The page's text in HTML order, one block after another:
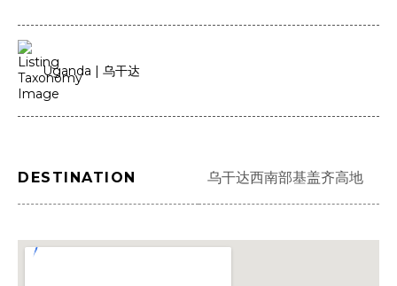
Uganda | 乌干达
DESTINATION 乌干达西南部基盖齐高地